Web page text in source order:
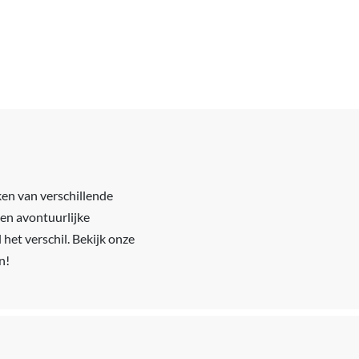
van verschillende
avontuurlijke
verschil. Bekijk onze